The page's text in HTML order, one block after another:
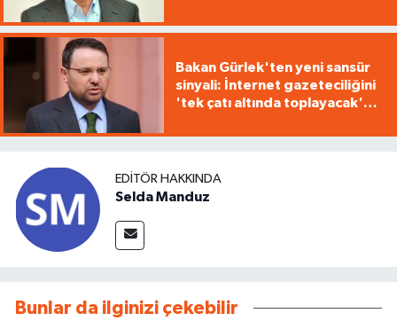
Bakan Gürlek'ten yeni sansür
sinyali: İnternet gazeteciliğini
'tek çatı altında toplayacak'
EDITÖR HAKKINDA
Selda Manduz
Bunlar da ilginizi çekebilir